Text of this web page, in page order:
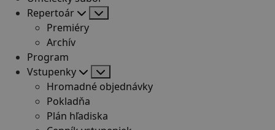
Repertoár
Premiéry
Archív
Program
Vstupenky
Hromadné objednávky
Pokladňa
Plán hľadiska